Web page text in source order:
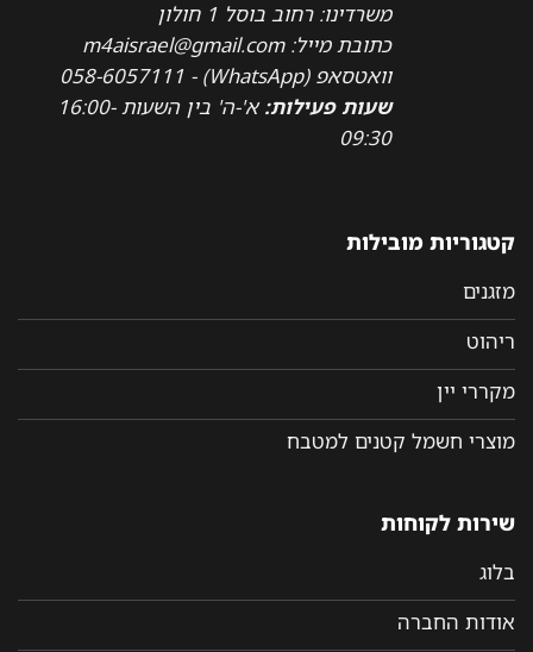
משרדינו: רחוב בוסל 1 חולון
כתובת מייל: m4aisrael@gmail.com
וואטסאפ (WhatsApp) - 058-6057111
שעות פעילות:
א'-ה' בין השעות 16:00-
09:30
קטגוריות מובילות
מזגנים
ריהוט
מקררי יין
מוצרי חשמל קטנים למטבח
שירות לקוחות
בלוג
אודות החברה